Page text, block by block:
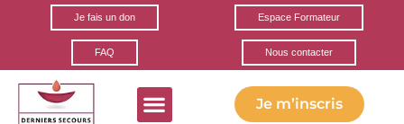
Je fais un don Espace Formateur
FAQ Nous contacter
Je m’inscris